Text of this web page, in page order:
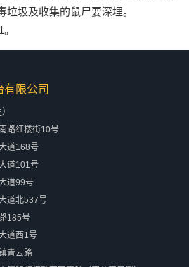
圾及收集的鼠尸要深埋。
有限公司
路红楼街10号
道168号
道101号
道99号
道北537号
185号
道西1号
青云路